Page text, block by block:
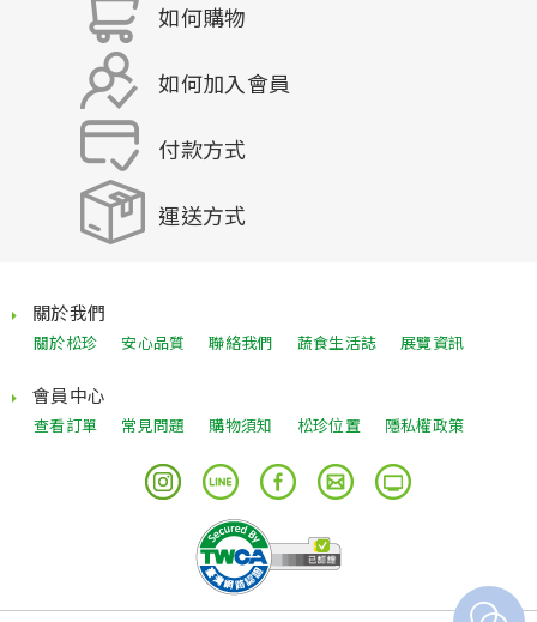
如何購物
如何加入會員
付款方式
運送方式
關於我們
關於松珍 安心品質 聯絡我們 蔬食生活誌 展覽資訊
會員中心
查看訂單 常見問題 購物須知 松珍位置 隱私權政策